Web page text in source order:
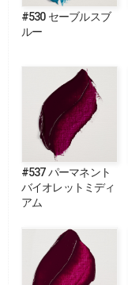
#530 セーブルスブ
ルー
#537 パーマネント
バイオレットミディ
アム